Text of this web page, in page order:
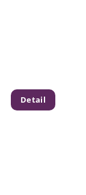
Detail